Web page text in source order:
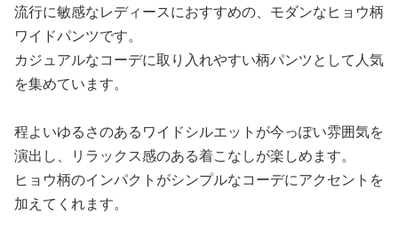
流行に敏感なレディースにおすすめの、モダンなヒョウ柄
ワイドパンツです。
カジュアルなコーデに取り入れやすい柄パンツとして人気
を集めています。
程よいゆるさのあるワイドシルエットが今っぽい雰囲気を
演出し、リラックス感のある着こなしが楽しめます。
ヒョウ柄のインパクトがシンプルなコーデにアクセントを
加えてくれます。